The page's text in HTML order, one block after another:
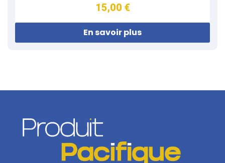
15,00 €
En savoir plus